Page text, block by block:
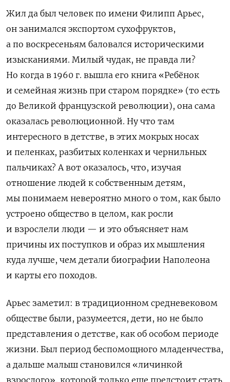
Жил да был человек по имени Филипп Арьес,
он занимался экспортом сухофруктов,
а по воскресеньям баловался историческими
изысканиями. Милый чудак, не правда ли?
Но когда в 1960 г. вышла его книга «Ребёнок
и семейная жизнь при старом порядке» (то есть
до Великой французской революции), она сама
оказалась революционной. Ну что там
интересного в детстве, в этих мокрых носах
и пеленках, разбитых коленках и чернильных
пальчиках? А вот оказалось, что, изучая
отношение людей к собственным детям,
мы понимаем невероятно много о том, как было
устроено общество в целом, как росли
и взрослели люди — и это объясняет нам
причины их поступков и образ их мышления
куда лучше, чем детали биографии Наполеона
и карты его походов.
Арьес заметил: в традиционном средневековом
обществе были, разумеется, дети, но не было
представления о детстве, как об особом периоде
жизни. Был период беспомощного младенчества,
а дальше малыш становился «личинкой